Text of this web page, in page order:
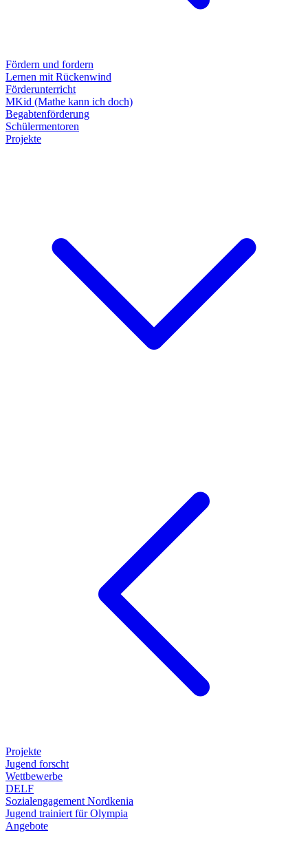
Fördern und fordern
Lernen mit Rückenwind
Förderunterricht
MKid (Mathe kann ich doch)
Begabtenförderung
Schülermentoren
Projekte
Projekte
Jugend forscht
Wettbewerbe
DELF
Sozialengagement Nordkenia
Jugend trainiert für Olympia
Angebote